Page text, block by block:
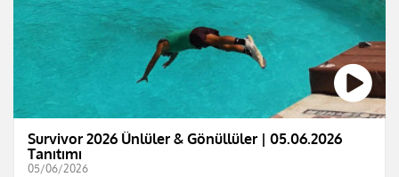
Survivor 2026 Ünlüler & Gönüllüler | 05.06.2026
Tanıtımı
05/06/2026